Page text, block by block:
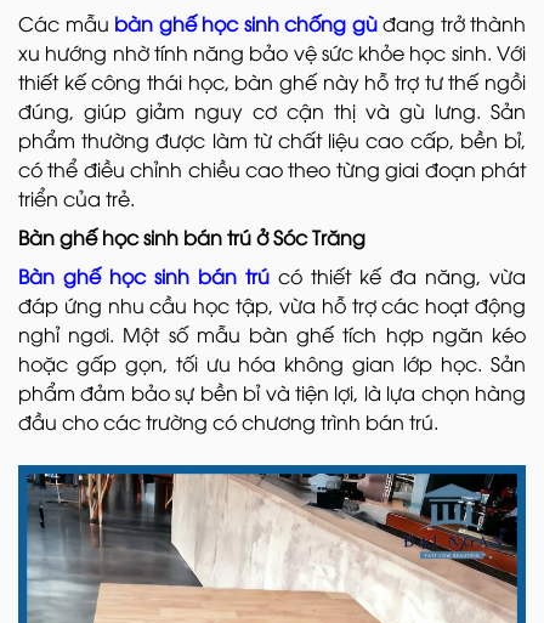
Các mẫu bàn ghế học sinh chống gùđang trở thành
xu hướng nhờ tính năng bảo vệ sức khỏe học sinh. Với
thiết kế công thái học, bàn ghế này hỗ trợ tư thế ngồi
đúng, giúp giảm nguy cơ cận thị và gù lưng. Sản
phẩm thường được làm từ chất liệu cao cấp, bền bỉ,
có thể điều chỉnh chiều cao theo từng giai đoạn phát
triển của trẻ.
Bàn ghế học sinh bán trú ở Sóc Trăng
Bàn ghế học sinh bán trú có thiết kế đa năng, vừa
đáp ứng nhu cầu học tập, vừa hỗ trợ các hoạt động
nghỉ ngơi. Một số mẫu bàn ghế tích hợp ngăn kéo
hoặc gấp gọn, tối ưu hóa không gian lớp học. Sản
phẩm đảm bảo sự bền bỉ và tiện lợi, là lựa chọn hàng
đầu cho các trường có chương trình bán trú.